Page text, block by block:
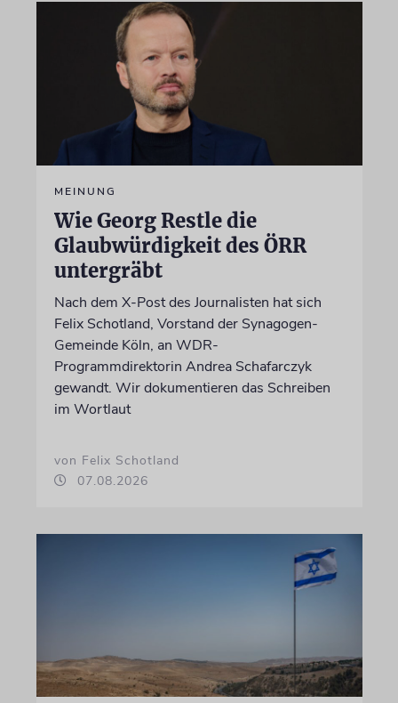
MEINUNG
Wie Georg Restle die
Glaubwürdigkeit des ÖRR
untergräbt
Nach dem X-Post des Journalisten hat sich
Felix Schotland, Vorstand der Synagogen-
Gemeinde Köln, an WDR-
Programmdirektorin Andrea Schafarczyk
gewandt. Wir dokumentieren das Schreiben
im Wortlaut
von Felix Schotland
07.08.2026